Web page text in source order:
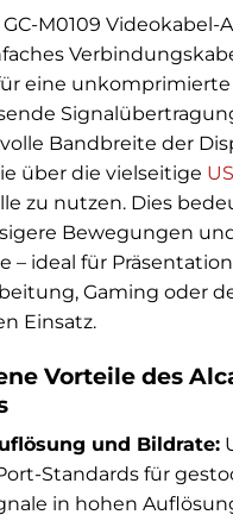
GC-M0109
eine
Bandbreite der
über die vielseitige
zu nutzen. Dies
Bewegungen
– ideal für
Gaming oder
Einsatz.
Vorteile des
und Bildrate:
Standards für
in hohen